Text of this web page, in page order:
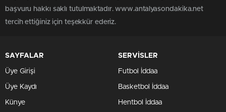
başvuru hakkı saklı tutulmaktadır. www.antalyasondakika.net
tercih ettiğiniz için teşekkür ederiz.
SAYFALAR
Üye Girişi
Üye Kaydı
Künye
SERVİSLER
Futbol İddaa
Basketbol İddaa
Hentbol İddaa